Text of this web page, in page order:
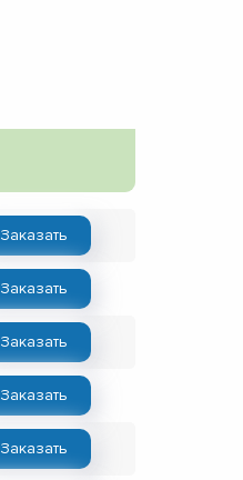
Заказать
Заказать
Заказать
Заказать
Заказать